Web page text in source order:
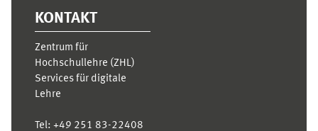
KONTAKT
Zentrum für
Hochschullehre (ZHL)
Services für digitale
Lehre
Tel: +49 251 83-22408